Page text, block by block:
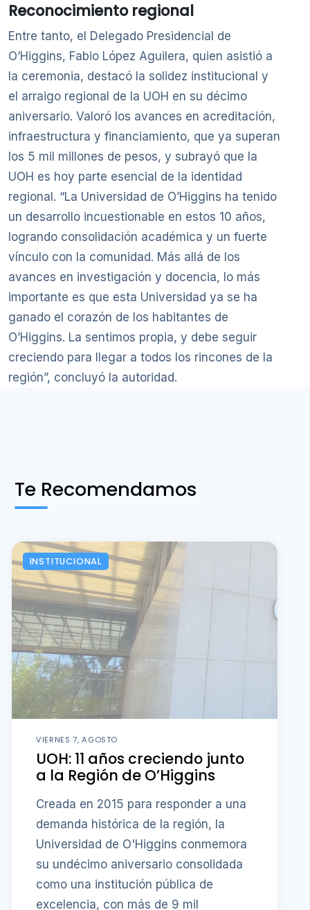
Reconocimiento regional
Entre tanto, el Delegado Presidencial de
O’Higgins, Fabio López Aguilera, quien asistió a
la ceremonia, destacó la solidez institucional y
el arraigo regional de la UOH en su décimo
aniversario. Valoró los avances en acreditación,
infraestructura y financiamiento, que ya superan
los 5 mil millones de pesos, y subrayó que la
UOH es hoy parte esencial de la identidad
regional. “La Universidad de O’Higgins ha tenido
un desarrollo incuestionable en estos 10 años,
logrando consolidación académica y un fuerte
vínculo con la comunidad. Más allá de los
avances en investigación y docencia, lo más
importante es que esta Universidad ya se ha
ganado el corazón de los habitantes de
O’Higgins. La sentimos propia, y debe seguir
creciendo para llegar a todos los rincones de la
región”, concluyó la autoridad.
Te Recomendamos
INSTITUCIONAL
VIERNES 7, AGOSTO
UOH: 11 años creciendo junto
a la Región de O’Higgins
Creada en 2015 para responder a una
demanda histórica de la región, la
Universidad de O'Higgins conmemora
su undécimo aniversario consolidada
como una institución pública de
excelencia, con más de 9 mil